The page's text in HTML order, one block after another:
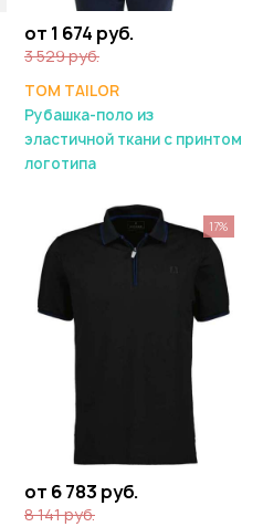
от 1 674 руб.
3 529 руб.
TOM TAILOR
Рубашка-поло из
эластичной ткани с принтом
логотипа
от 6 783 руб.
8 141 руб.
17%